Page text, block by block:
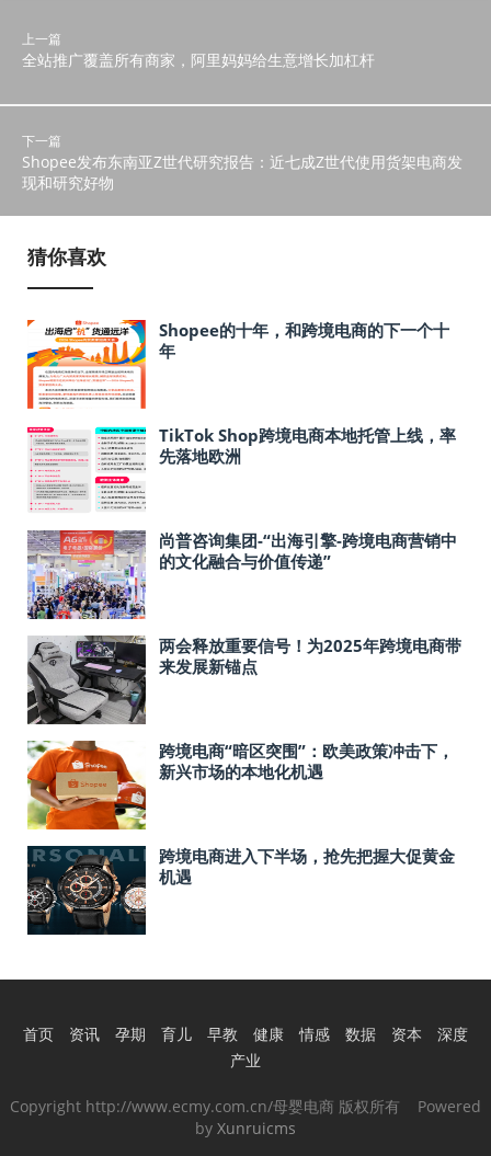
上一篇
全站推广覆盖所有商家，阿里妈妈给生意增长加杠杆
下一篇
Shopee发布东南亚Z世代研究报告：近七成Z世代使用货架电商发
现和研究好物
猜你喜欢
Shopee的十年，和跨境电商的下一个十
年
TikTok Shop跨境电商本地托管上线，率
先落地欧洲
尚普咨询集团-“出海引擎-跨境电商营销中
的文化融合与价值传递”
两会释放重要信号！为2025年跨境电商带
来发展新锚点
跨境电商“暗区突围”：欧美政策冲击下，
新兴市场的本地化机遇
跨境电商进入下半场，抢先把握大促黄金
机遇
首页 资讯 孕期 育儿 早教 健康 情感 数据 资本
深度
产业
Copyright http://www.ecmy.com.cn/母婴电商 版权所有 Powered
by Xunruicms